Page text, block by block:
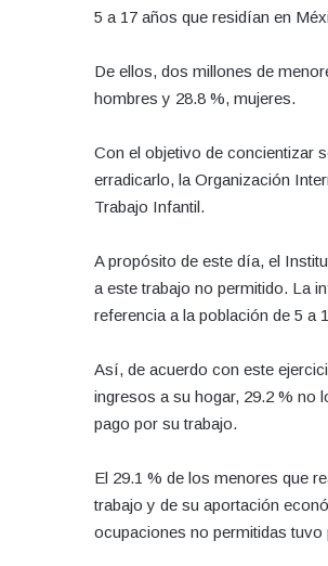
5 a 17 años que residían en
De ellos, dos millones de
hombres y 28.8 %, mujeres.
Con el objetivo de concientizar
erradicarlo, la Organización
Trabajo Infantil.
A propósito de este día, el
a este trabajo no permitido. La
referencia a la población de 5 a
Así, de acuerdo con este
ingresos a su hogar, 29.2 % no
pago por su trabajo.
El 29.1 % de los menores que
trabajo y de su aportación
ocupaciones no permitidas tuvo